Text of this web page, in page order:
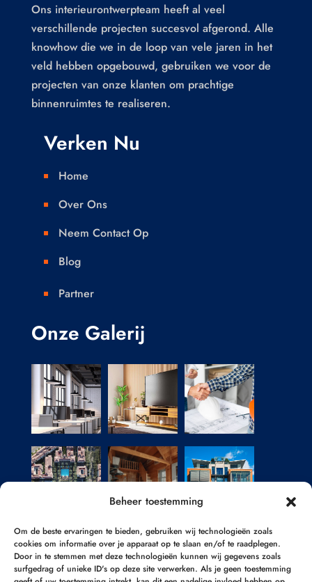
Beheer toestemming
Om de beste ervaringen te bieden, gebruiken wij technologieën zoals
cookies om informatie over je apparaat op te slaan en/of te raadplegen.
Door in te stemmen met deze technologieën kunnen wij gegevens zoals
surfgedrag of unieke ID's op deze site verwerken. Als je geen toestemming
Ons interieurontwerpteam heeft al veel
verschillende projecten succesvol afgerond. Alle
knowhow die we in de loop van vele jaren in het
veld hebben opgebouwd, gebruiken we voor de
projecten van onze klanten om prachtige
binnenruimtes te realiseren.
Verken Nu
Home
Over Ons
Neem Contact Op
Blog
Partner
Onze Galerij